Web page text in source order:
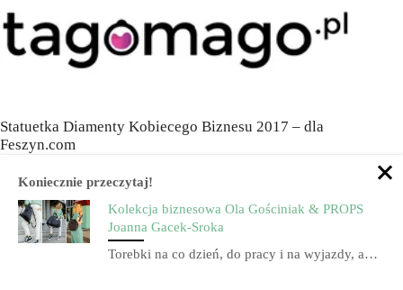
Statuetka Diamenty Kobiecego Biznesu 2017 – dla
Feszyn.com
Odwiedź nas Instagram
Koniecznie przeczytaj!
Kolekcja biznesowa Ola Gościniak & PROPS
Joanna Gacek-Sroka
Torebki na co dzień, do pracy i na wyjazdy, a…